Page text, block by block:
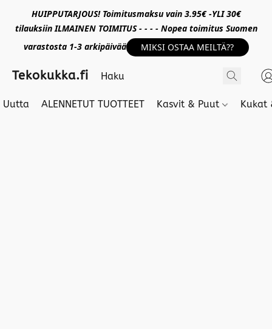
HUIPPUTARJOUS! Toimitusmaksu vain 3.95€ -YLI 30€
tilauksiin ILMAINEN TOIMITUS - - - - Nopea toimitus Suomen
varastosta 1-3 arkipäivää
MIKSI OSTAA MEILTÄ??
Tekokukka.fi
Uutta ALENNETUT TUOTTEET Kasvit & Puut Kukat